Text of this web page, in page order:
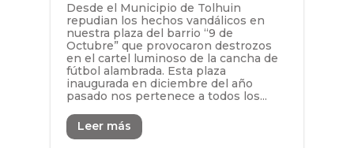
Desde el Municipio de Tolhuin
repudian los hechos vandálicos en
nuestra plaza del barrio “9 de
Octubre” que provocaron destrozos
en el cartel luminoso de la cancha de
fútbol alambrada. Esta plaza
inaugurada en diciembre del año
pasado nos pertenece a todos los...
Leer más